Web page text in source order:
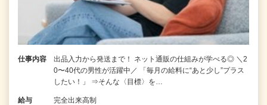
仕事内容
出品入力から発送まで！ ネット通販の仕組みが学べる◎ ＼2
0〜40代の男性が活躍中／ 「毎月の給料に“あと少し”プラス
したい！」 ⇒そんな〈目標〉を…
給与 完全出来高制